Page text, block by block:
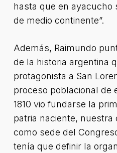
hasta que en ayacucho
de medio continente”.
Además, Raimundo
de la historia argentina
protagonista a San
proceso poblacional de
1810 vio fundarse la
patria naciente,
como sede del
tenía que definir la